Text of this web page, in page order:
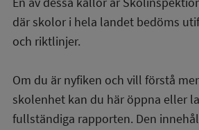
där skolor i hela landet bedöms
och riktlinjer.
Om du är nyfiken och vill förstå
skolenhet kan du här öppna eller
fullständiga rapporten. Den